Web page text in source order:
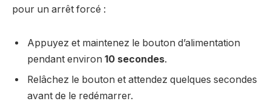
pour un arrêt forcé :
Appuyez et maintenez le bouton d’alimentation
pendant environ 10 secondes.
Relâchez le bouton et attendez quelques secondes
avant de le redémarrer.